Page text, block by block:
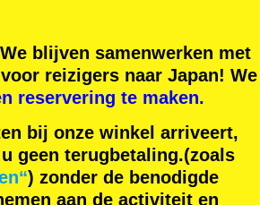
blijven samenwerken met
voor reizigers naar Japan! We
reservering te maken.
bij onze winkel arriveert,
geen terugbetaling.(zoals
) zonder de benodigde
aan de activiteit en